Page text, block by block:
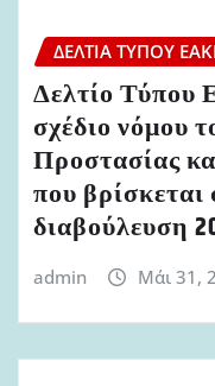
ΔΕΛΤΊΑ ΤΎΠΟΥ
Δελτίο
σχέδιο νόμου
Προστασίας
που
διαβούλευση
admin Μάι 31,